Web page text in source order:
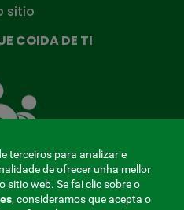
sitio
COIDA DE TI
terceiros para analizar e
de ofrecer unha mellor
sitio web. Se fai clic sobre o
, consideramos que acepta o